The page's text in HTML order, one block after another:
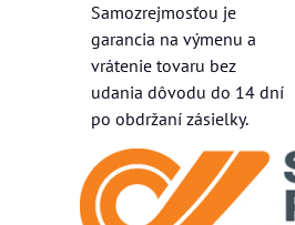
Samozrejmosťou je
garancia na výmenu a
vrátenie tovaru bez
udania dôvodu do 14 dní
po obdržaní zásielky.